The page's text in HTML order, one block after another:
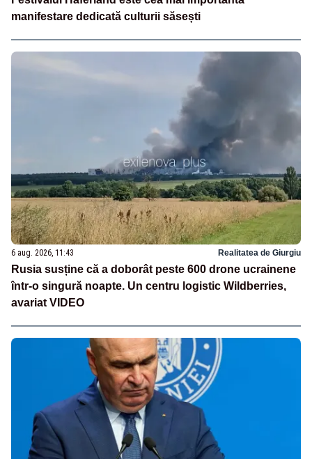
manifestare dedicată culturii săsești
6 aug. 2026, 11:43 Realitatea de Giurgiu
Rusia susține că a doborât peste 600 drone ucrainene
într-o singură noapte. Un centru logistic Wildberries,
avariat VIDEO